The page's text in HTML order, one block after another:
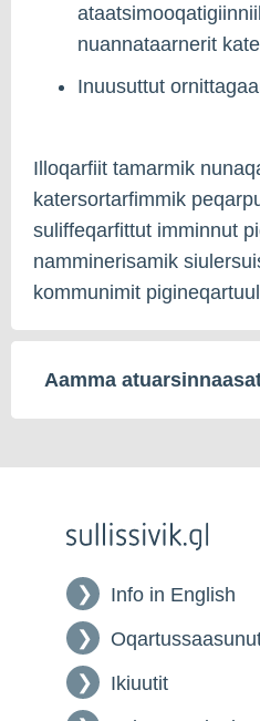
nuannataarnerit
Inuusuttut
Illoqarfiit tamarmik
katersortarfimmik
suliffeqarfittut imminnut
namminerisamik
kommunimit
Aamma
Info in English
Ikiuutit